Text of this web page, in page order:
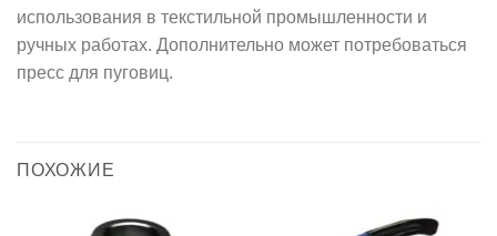
использования в текстильной промышленности и
ручных работах. Дополнительно может потребоваться
пресс для пуговиц.
ПОХОЖИЕ